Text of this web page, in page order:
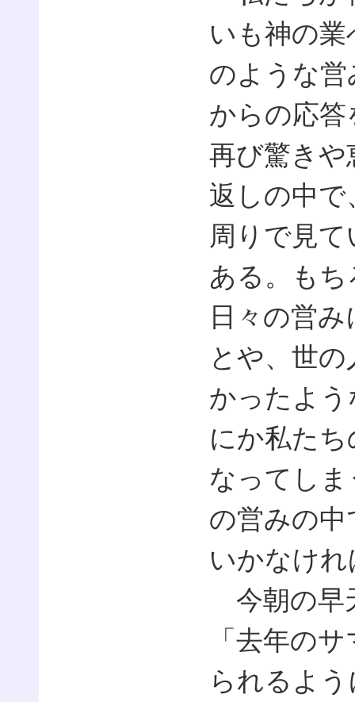
いも神の
のような
からの応
再び驚き
返しの中
周りで見
ある。も
日々の営
とや、世
かったよ
にか私た
なってし
の営みの
いかなけ
今朝の早
「去年の
られるよ